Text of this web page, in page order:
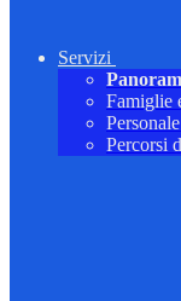
Servizi
Famiglie
Percorsi